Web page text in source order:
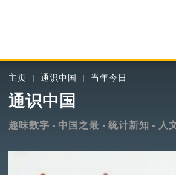
主页 通识中国 当年今日
通识中国
趣味数字 中国之最 统计新知 人